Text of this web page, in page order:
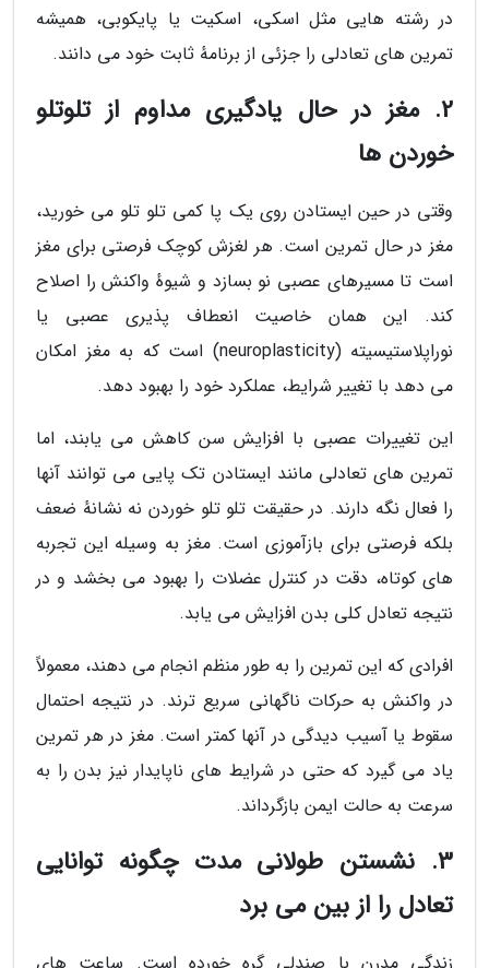
در رشته هایی مثل اسکی، اسکیت یا پایکوبی، همیشه
تمرین های تعادلی را جزئی از برنامهٔ ثابت خود می دانند.
2. مغز در حال یادگیری مداوم از تلوتلو
خوردن ها
وقتی در حین ایستادن روی یک پا کمی تلو تلو می خورید،
مغز در حال تمرین است. هر لغزش کوچک فرصتی برای مغز
است تا مسیرهای عصبی نو بسازد و شیوهٔ واکنش را اصلاح
کند. این همان خاصیت انعطاف پذیری عصبی یا
نوراپلاستیسیته (neuroplasticity) است که به مغز امکان
می دهد با تغییر شرایط، عملکرد خود را بهبود دهد.
این تغییرات عصبی با افزایش سن کاهش می یابند، اما
تمرین های تعادلی مانند ایستادن تک پایی می توانند آنها
را فعال نگه دارند. در حقیقت تلو تلو خوردن نه نشانهٔ ضعف
بلکه فرصتی برای بازآموزی است. مغز به وسیله این تجربه
های کوتاه، دقت در کنترل عضلات را بهبود می بخشد و در
نتیجه تعادل کلی بدن افزایش می یابد.
افرادی که این تمرین را به طور منظم انجام می دهند، معمولاً
در واکنش به حرکات ناگهانی سریع ترند. در نتیجه احتمال
سقوط یا آسیب دیدگی در آنها کمتر است. مغز در هر تمرین
یاد می گیرد که حتی در شرایط های ناپایدار نیز بدن را به
سرعت به حالت ایمن بازگرداند.
3. نشستن طولانی مدت چگونه توانایی
تعادل را از بین می برد